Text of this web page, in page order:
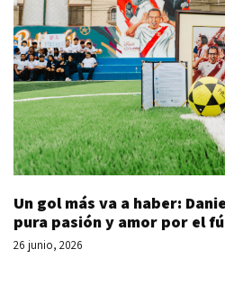
Un gol más va a haber:
pura pasión y amor por el
26 junio, 2026